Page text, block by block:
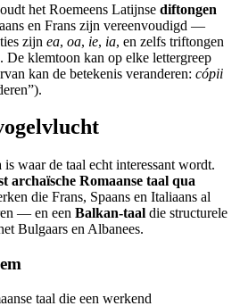
het Roemeens Latijnse diftongen
en Frans zijn vereenvoudigd —
zijn ea, oa, ie, ia, en zelfs triftongen
De klemtoon kan op elke lettergreep
kan de betekenis veranderen: cópii
waar de taal echt interessant wordt.
archaïsche Romaanse taal qua
die Frans, Spaans en Italiaans al
— en een Balkan-taal die structurele
Bulgaars en Albanees.
taal die een werkend